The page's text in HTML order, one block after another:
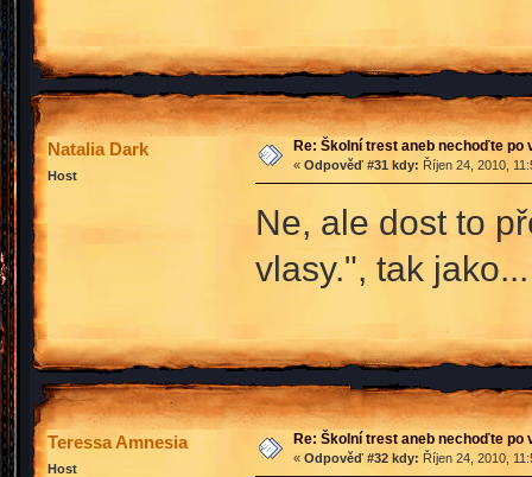
Natalia Dark
Host
Re: Školní trest aneb nechoďte po
« Odpověď #31 kdy: Říjen 24, 2010,
Ne, ale dost to
vlasy.", tak jako...
Teressa Amnesia
Host
Re: Školní trest aneb nechoďte po
« Odpověď #32 kdy: Říjen 24, 2010,